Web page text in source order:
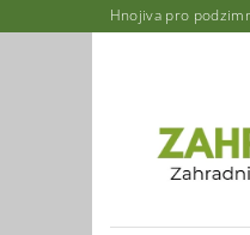
Hnojiva pro